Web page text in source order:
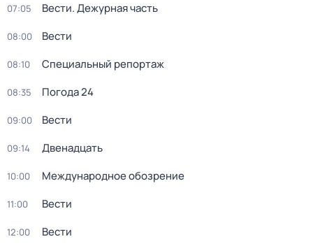
07:05 Вести. Дежурная часть
08:00 Вести
08:10 Специальный репортаж
08:35 Погода 24
09:00 Вести
09:14 Двенадцать
10:00 Международное обозрение
11:00 Вести
12:00 Вести